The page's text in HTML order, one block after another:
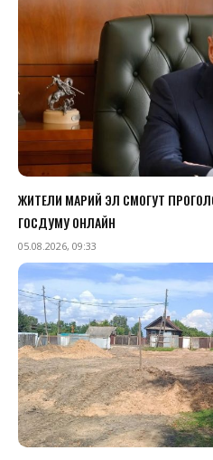
ЖИТЕЛИ МАРИЙ ЭЛ СМОГУТ
ГОСДУМУ ОНЛАЙН
05.08.2026, 09:33